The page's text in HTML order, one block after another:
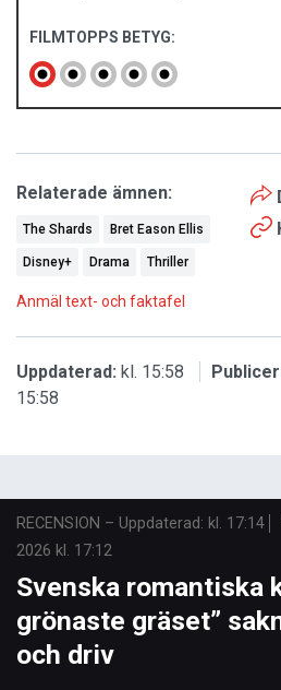
FILMTOPPS BETYG:
Relaterade ämnen:
The Shards Bret Eason Ellis
Disney+ Drama Thriller
Anmäl text- och faktafel
Uppdaterad: kl. 15:58
15:58
RECENSION – Uppdaterad: kl. 17:14
2026 kl. 17:12
Svenska romantiska
grönaste gräset”
och driv